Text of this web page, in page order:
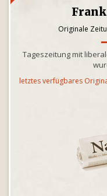
Originale
Tageszeitung mit
letztes verfügbares